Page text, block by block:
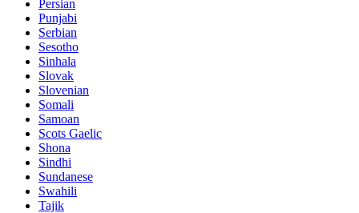
Persian
Punjabi
Serbian
Sesotho
Sinhala
Slovak
Slovenian
Somali
Samoan
Scots Gaelic
Shona
Sindhi
Sundanese
Swahili
Tajik